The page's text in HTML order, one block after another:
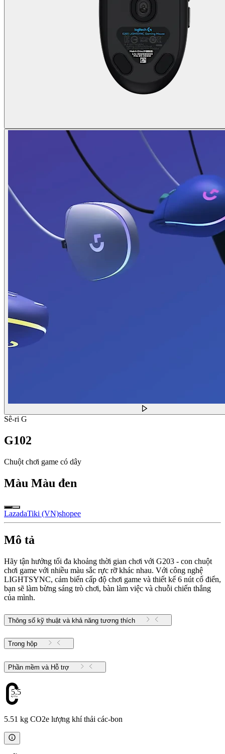
Sê-ri G
G102
Chuột chơi game có dây
Màu Màu đen
LazadaTiki (VN)shopee
Mô tả
Hãy tận hưởng tối đa khoảng thời gian chơi với G203 - con chuột
chơi game với nhiều màu sắc rực rỡ khác nhau. Với công nghệ
LIGHTSYNC, cảm biến cấp độ chơi game và thiết kế 6 nút cổ điển,
bạn sẽ làm bừng sáng trò chơi, bàn làm việc và chuỗi chiến thắng
của mình.
Thông số kỹ thuật và khả năng tương thích
Trong hộp
Phần mềm và Hỗ trợ
5.51
5.51 kg CO2e lượng khí thải các-bon